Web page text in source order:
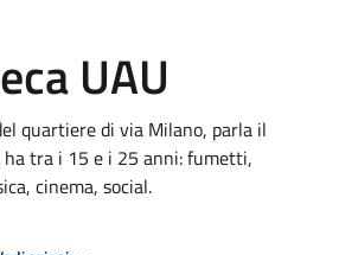
UAU
quartiere di via Milano, parla il
ha tra i 15 e i 25 anni: fumetti,
cinema, social.